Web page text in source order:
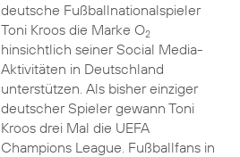
deutsche Fußballnationalspieler
Toni Kroos die Marke O2
hinsichtlich seiner Social Media-
Aktivitäten in Deutschland
unterstützen. Als bisher einziger
deutscher Spieler gewann Toni
Kroos drei Mal die UEFA
Champions League. Fußballfans in